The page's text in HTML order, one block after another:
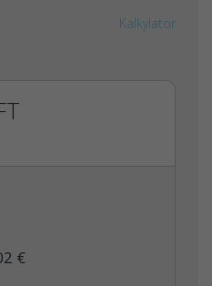
Kalkylator
€